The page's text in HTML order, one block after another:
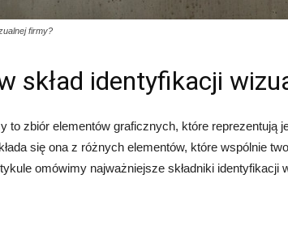
firmy?
skład identyfikacji
to zbiór elementów graficznych, które reprezentują
się ona z różnych elementów, które wspólnie
omówimy najważniejsze składniki identyfikacji